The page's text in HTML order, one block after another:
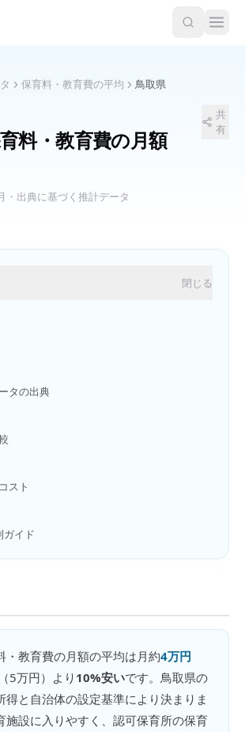
保育料・教育費の平均 鳥取県
料・教育費の月額
・出典に基づく推計データ
共
有
閉じる
タの出典
スト
ガイド
・教育費の月額の平均は月約4万円
5万円）より 10%安いです。 鳥取県の
得と自治体の設定基準により決まりま
施設に入りやすく、認可保育所の保育